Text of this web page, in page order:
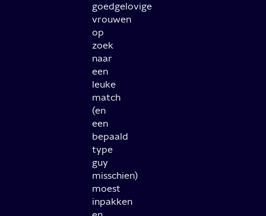
goedgelovige
vrouwen
op
zoek
naar
een
leuke
match
(en
een
bepaald
type
guy
misschien)
moest
inpakken